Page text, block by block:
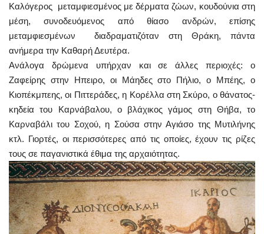
Καλόγερος ­ μεταμφιεσμένος με δέρματα ζώων, κουδούνια στη
μέση, συνοδευόμενος από θίασο ανδρών, επίσης
μεταμφιεσμένων ­ διαδραματιζόταν στη Θράκη, πάντα
ανήμερα την Καθαρή Δευτέρα.
Ανάλογα δρώμενα υπήρχαν και σε άλλες περιοχές: ο
Ζαφείρης στην Ηπειρο, οι Μάηδες στο Πήλιο, ο Μπέης, ο
Κιοπέκμπεης, οι Πιττεράδες, η Κορέλλα στη Σκύρο, ο θάνατος-
κηδεία του Καρνάβαλου, ο βλάχικος γάμος στη Θήβα, το
Καρναβάλι του Σοχού, η Σούσα στην Αγιάσο της Μυτιλήνης
κτλ. Γιορτές, οι περισσότερες από τις οποίες, έχουν τις ρίζες
τους σε παγανιστικά έθιμα της αρχαιότητας.